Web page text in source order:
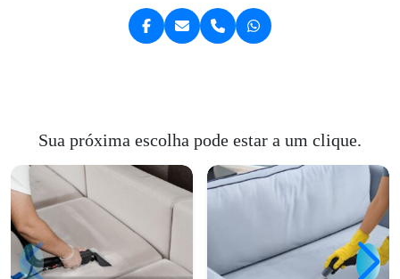
Sua próxima escolha pode estar a um clique.